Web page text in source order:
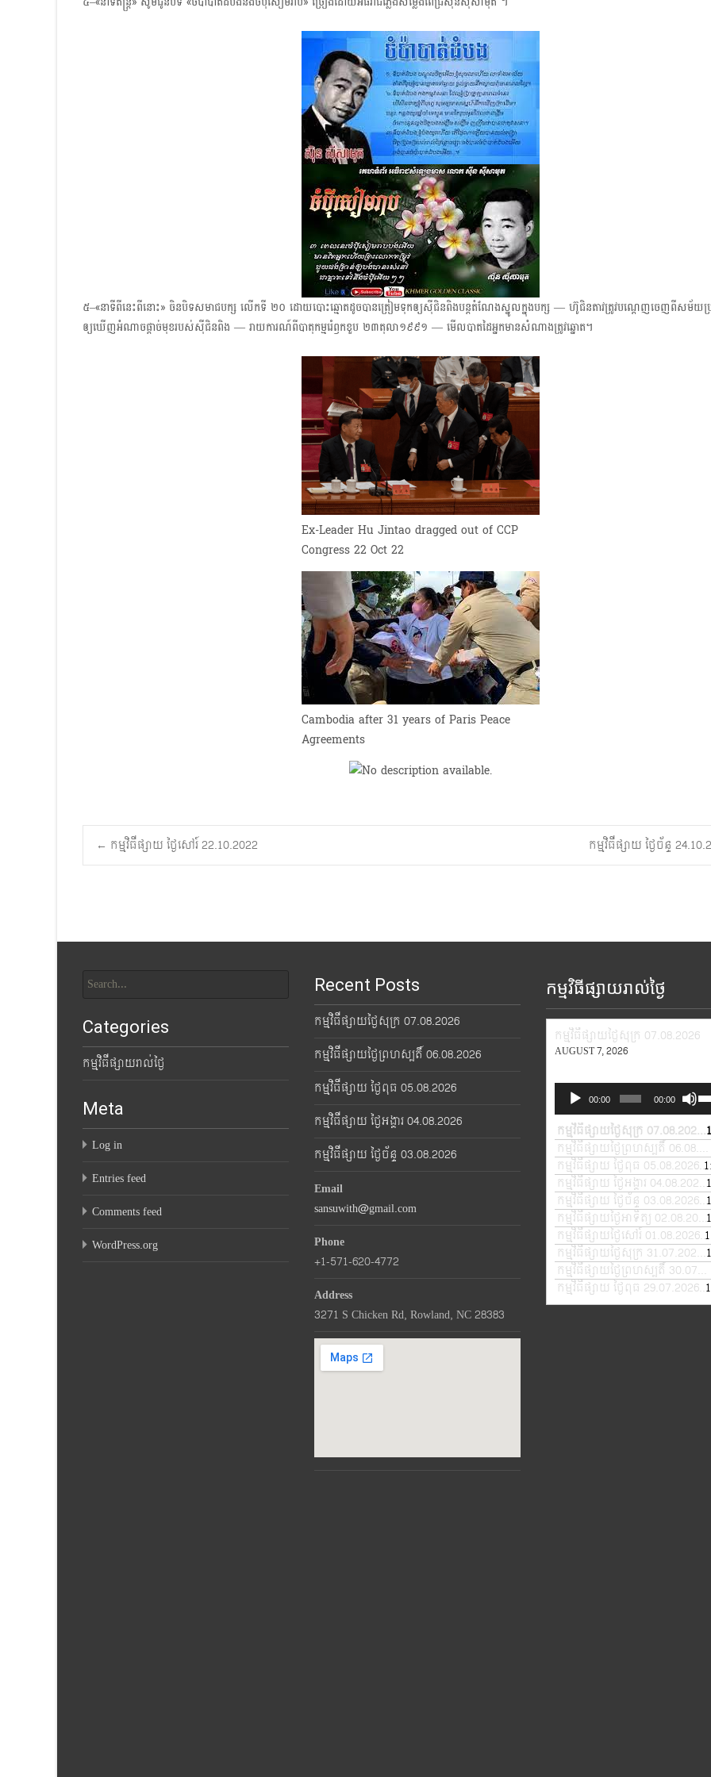
៥–«នាទីពីនេះពីនោះ» ចិនបិទសមាជបក្ស លើកទី ២០ ដោយបោះឆ្មោតដូចបានត្រៀមទុកឲ្យស៊ីជិនពិងបន្តតំណែងស្នូលក្នុងបក្ស — ​ហ៊ូជិនតាវត្រូវបណ្ដេញចេញពីសម័យប្
ឲ្យឃើញអំណាចផ្ដាច់មុខរបស់ស៊ីជិនពិង — រាយការណ៍ពីបាតុកម្ម​រេំឭកខួប ២៣​តុលា​១៩៩១​ — មើលបាតដៃអ្នកមានសំណាងត្រូវឆ្នោត។
Ex-Leader Hu Jintao dragged out of CCP
Congress 22 Oct 22
Cambodia after 31 years of Paris Peace
Agreements
Post
← កម្មវិធីផ្សាយ ថ្ងៃសៅរ៍ 22.10.2022 កម្មវិធីផ្សាយ ថ្ងៃច័ន្ទ
for:
Recent Posts
កម្មវិធីផ្សាយថ្ងៃសុក្រ 07.08.2026
កម្មវិធីផ្សាយថ្ងៃព្រហស្បតិ៍ 06.08.2026
កម្មវិធីផ្សាយ ថ្ងៃពុធ 05.08.2026
កម្មវិធីផ្សាយ ថ្ងៃអង្គារ 04.08.2026
កម្មវិធីផ្សាយ ថ្ងៃច័ន្ទ 03.08.2026
កម្មវិធីផ្សាយរាល់ថ្ងៃ
កម្មវិធីផ្សាយថ្ងៃសុក្រ 07.08.2026
AUGUST 7, 2026
Audio
Player
00:00 00:00
to
or
កម្មវិធីផ្សាយថ្ងៃសុក្រ 07.08.2026
កម្មវិធីផ្សាយថ្ងៃព្រហស្បតិ៍ 06.08.2026
កម្មវិធីផ្សាយ ថ្ងៃពុធ 05.08.2026
កម្មវិធីផ្សាយ ថ្ងៃអង្គារ 04.08.2026
កម្មវិធីផ្សាយ ថ្ងៃច័ន្ទ 03.08.2026
—
កម្មវិធីផ្សាយថ្ងៃអាទិត្យ 02.08.2026
កម្មវិធីផ្សាយថ្ងៃសៅរ៍ 01.08.2026
កម្មវិធីផ្សាយថ្ងៃសុក្រ 31.07.2026
កម្មវិធីផ្សាយថ្ងៃព្រហស្បតិ៍ 30.07.2026
កម្មវិធីផ្សាយ ថ្ងៃពុធ 29.07.2026
—
Categories
កម្មវិធីផ្សាយរាល់ថ្ងៃ
Meta
Log in
Entries feed
Comments feed
WordPress.org
Email
sansuwith@gmail.com
Phone
+1-571-620-4772
Address
3271 S Chicken Rd, Rowland, NC 28383